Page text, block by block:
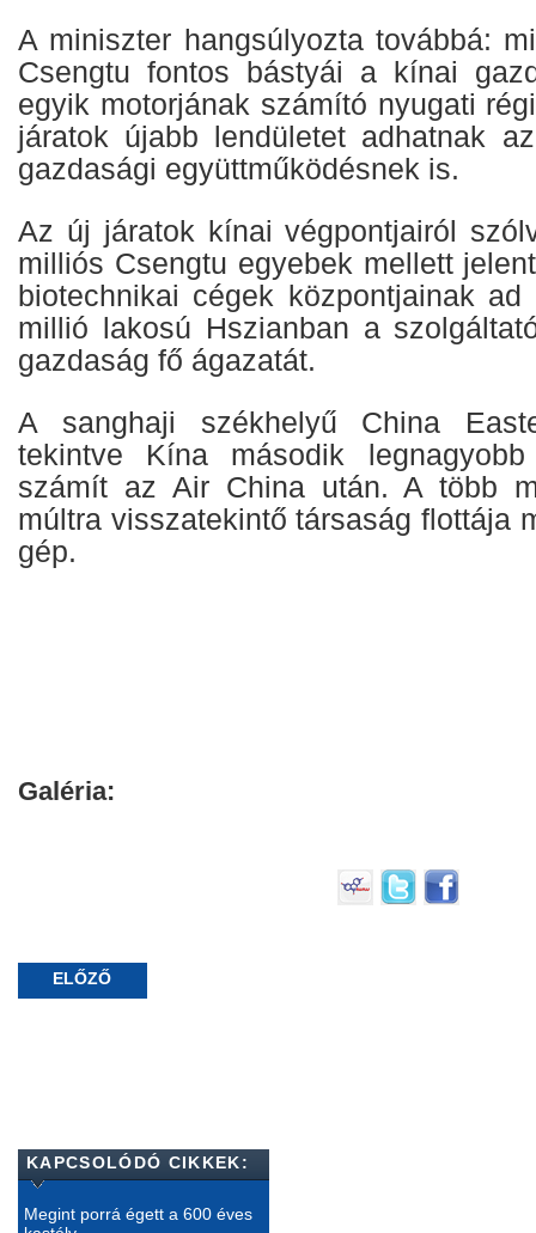
A miniszter hangsúlyozta továbbá:
Csengtu fontos bástyái a kínai
egyik motorjának számító nyugati
járatok újabb lendületet adhatnak
gazdasági együttműködésnek is.
Az új járatok kínai végpontjairól
milliós Csengtu egyebek mellett
biotechnikai cégek központjainak
millió lakosú Hszianban a
gazdaság fő ágazatát.
A sanghaji székhelyű China
tekintve Kína második legnagyobb
számít az Air China után. A több
múltra visszatekintő társaság flottája
gép.
Galéria:
ELŐZŐ
KAPCSOLÓDÓ CIKKEK:
Megint porrá égett a 600 éves